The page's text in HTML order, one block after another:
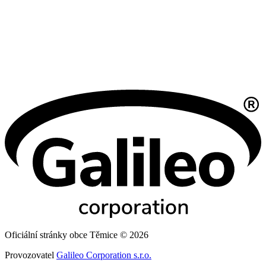
Oficiální stránky obce Těmice © 2026
Provozovatel Galileo Corporation s.r.o.